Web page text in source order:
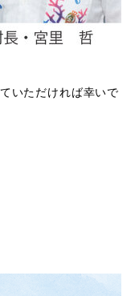
いただければ幸いで